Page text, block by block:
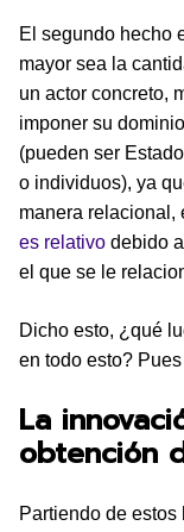
El segundo hecho
mayor sea la
un actor concreto,
imponer su
(pueden ser
o individuos), ya
manera relacional,
es relativo debido
el que se le
Dicho esto, ¿qué
en todo esto?
La
obtención
Partiendo de